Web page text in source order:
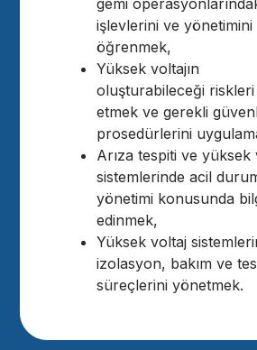
gemi
işlevlerini ve yönetimini
öğrenmek,
Yüksek voltajın
oluşturabileceği riskleri
etmek ve gerekli
prosedürlerini
Arıza tespiti ve yüksek
sistemlerinde acil
yönetimi konusunda
edinmek,
Yüksek voltaj
izolasyon, bakım ve
süreçlerini yönetmek.